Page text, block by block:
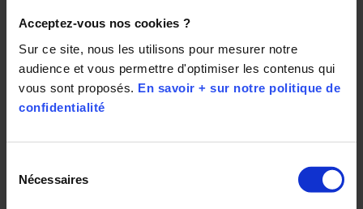
Acceptez-vous nos cookies ?
Sur ce site, nous les utilisons pour mesurer notre
audience et vous permettre d'optimiser les contenus qui
vous sont proposés. En savoir + sur notre politique de
confidentialité
Nécessaires
Nos opticiens, diplômés d'Etat et spécialisés en
lieux de vie (domicile, EHPAD, maisons de
retraite) ou de travail.
Chez Les Opticiens Mobiles, c'est l'opticien qui
vous, ou chez l'un de vos proches, afin de